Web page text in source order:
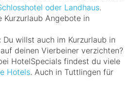
oder Landhaus.
Kurzurlaub Angebote in
Du willst auch im Kurzurlaub in
deinen Vierbeiner verzichten?
HotelSpecials findest du viele
Hotels. Auch in Tuttlingen für